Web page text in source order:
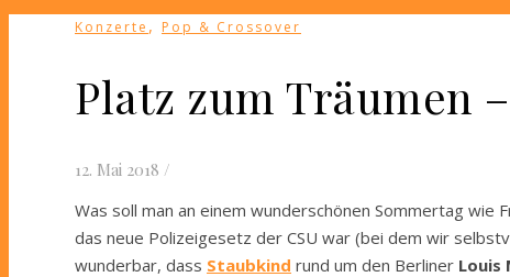
Konzerte , Pop & Crossover
Platz zum Träumen
12. Mai 2018 /
Was soll man an einem wunderschönen Sommertag wie
das neue Polizeigesetz der CSU war (bei dem wir
wunderbar, dass Staubkind rund um den Berliner Louis